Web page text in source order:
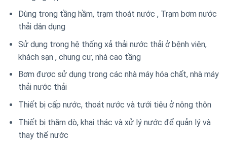
Dùng trong tầng hầm, trạm thoát nước , Trạm bơm nước
thải dân dụng
Sử dụng trong hệ thống xả thải nước thải ở bệnh viện,
khách sạn , chung cư, nhà cao tầng
Bơm được sử dụng trong các nhà máy hóa chất, nhà máy
thải nước thải
Thiết bị cấp nước, thoát nước và tưới tiêu ở nông thôn
Thiết bị thăm dò, khai thác và xử lý nước để quản lý và
thay thế nước